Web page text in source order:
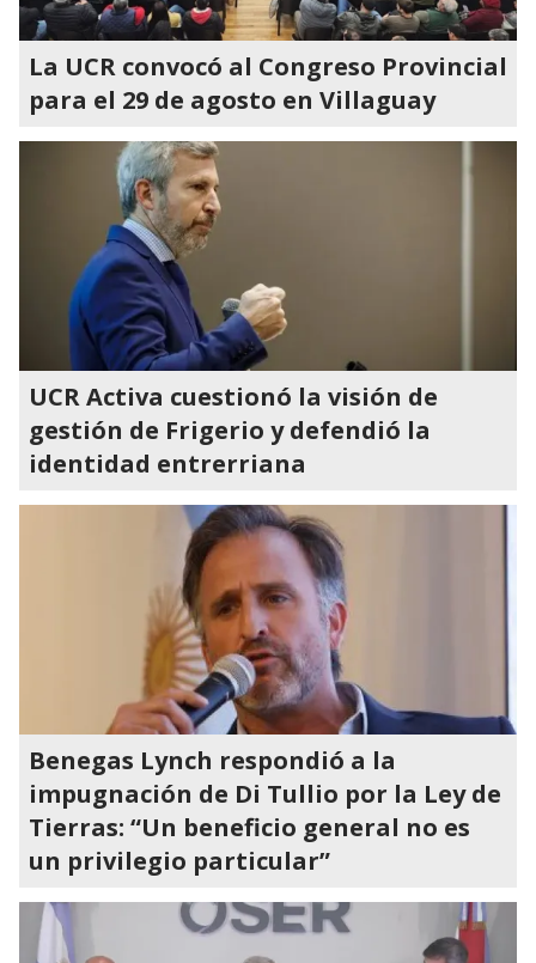
La UCR convocó al Congreso Provincial
para el 29 de agosto en Villaguay
UCR Activa cuestionó la visión de
gestión de Frigerio y defendió la
identidad entrerriana
Benegas Lynch respondió a la
impugnación de Di Tullio por la Ley de
Tierras: “Un beneficio general no es
un privilegio particular”